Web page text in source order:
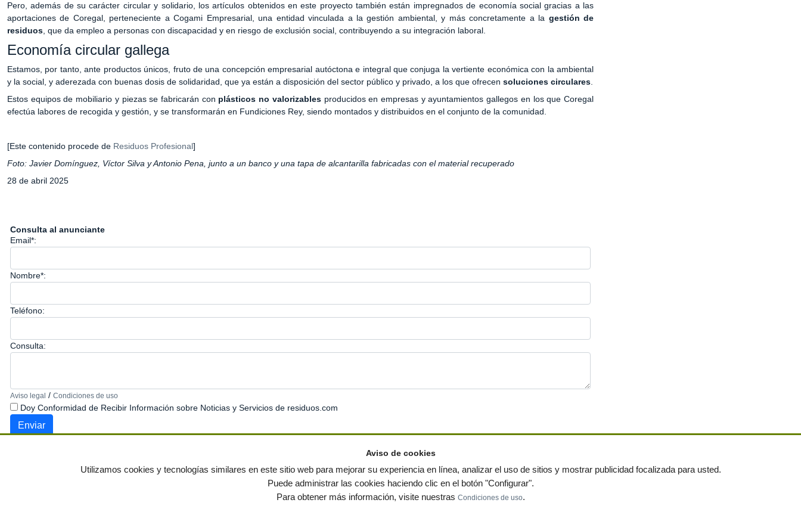
Pero, además de su carácter circular y solidario, los artículos obtenidos en este proyecto también están impregnados de economía social gracias a las
aportaciones de Coregal, perteneciente a Cogami Empresarial, una entidad vinculada a la gestión ambiental, y más concretamente a la gestión de
residuos , que da empleo a personas con discapacidad y en riesgo de exclusión social, contribuyendo a su integración laboral.
Economía circular gallega
Estamos, por tanto, ante productos únicos, fruto de una concepción empresarial autóctona e integral que conjuga la vertiente económica con la ambiental
y la social, y aderezada con buenas dosis de solidaridad, que ya están a disposición del sector público y privado, a los que ofrecen soluciones circulares
Estos equipos de mobiliario y piezas se fabricarán con plásticos no valorizablesproducidos en empresas y ayuntamientos gallegos en los que Coregal
efectúa labores de recogida y gestión, y se transformarán en Fundiciones Rey, siendo montados y distribuidos en el conjunto de la comunidad.
[Este contenido procede de Residuos Profesional]
Foto: Javier Domínguez, Víctor Silva y Antonio Pena, junto a un banco y una tapa de alcantarilla fabricadas con el material recuperado
28 de abril 2025
Consulta al anunciante
Email*:
Nombre*:
Teléfono:
Consulta:
Aviso legal / Condiciones de uso
Doy Conformidad de Recibir Información sobre Noticias y Servicios de residuos.com
© residuos.com - Todos los derechos reservados- Política de privacidad|Condiciones de uso| Contacto|Editores| Mapa web|Preguntas frecuentes
Aviso de cookies
Utilizamos cookies y tecnologías similares en este sitio web para mejorar su experiencia en línea, analizar el uso de sitios y mostrar publicidad focalizada para usted.
Puede administrar las cookies haciendo clic en el botón "Configurar".
Para obtener más información, visite nuestras Condiciones de uso.